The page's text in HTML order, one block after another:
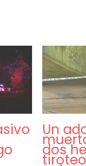
Un
dos